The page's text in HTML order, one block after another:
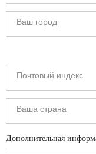
Дополнительная